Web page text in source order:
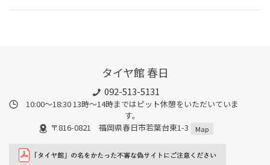
タイヤ館 春日
092-513-5131
10:00～18:30 13時〜14時まではピット休憩をいただいていま
す。
〒816-0821 福岡県春日市若葉台東1-3
Map